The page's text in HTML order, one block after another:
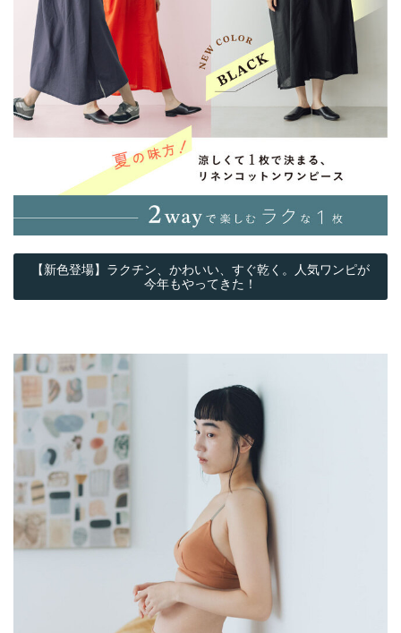
【新色登場】ラクチン、かわいい、すぐ乾く。人気ワンピが
今年もやってきた！